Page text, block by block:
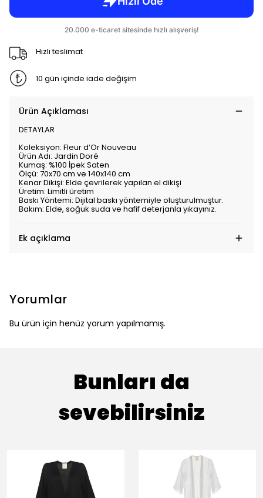
Hızlı teslimat
10 gün içinde iade değişim
Ürün Açıklaması
DETAYLAR
Koleksiyon: Fleur d’Or Nouveau
Ürün Adı: Jardin Doré
Kumaş: %100 İpek Saten
Ölçü: 70x70 cm ve 140x140 cm
Kenar Dikişi: Elde çevrilerek yapılan el dikişi
Üretim: Limitli üretim
Baskı Yöntemi: Dijital baskı yöntemiyle oluşturulmuştur.
Bakım: Elde, soğuk suda ve hafif deterjanla yıkayınız.
Ek açıklama
Yorumlar
Bu ürün için henüz yorum yapılmamış.
Bunları da
sevebilirsiniz